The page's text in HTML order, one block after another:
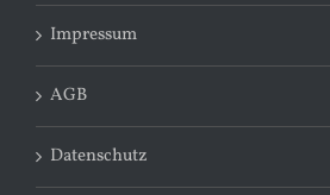
Impressum
AGB
Datenschutz